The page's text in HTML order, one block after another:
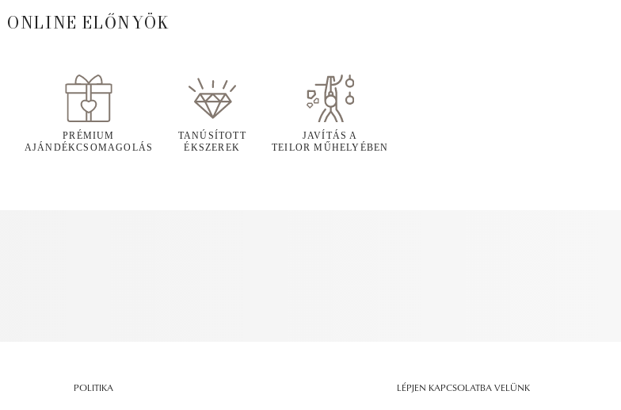
ONLINE ELŐNYÖK
PRÉMIUM
AJÁNDÉKCSOMAGOLÁS
TANÚSÍTOTT
ÉKSZEREK
JAVÍTÁS A
TEILOR MŰHELYÉBEN
POLITIKA LÉPJEN KAPCSOLATBA VELÜNK